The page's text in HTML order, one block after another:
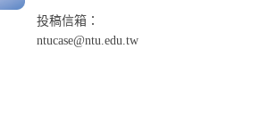
投稿信箱：
ntucase@ntu.edu.tw